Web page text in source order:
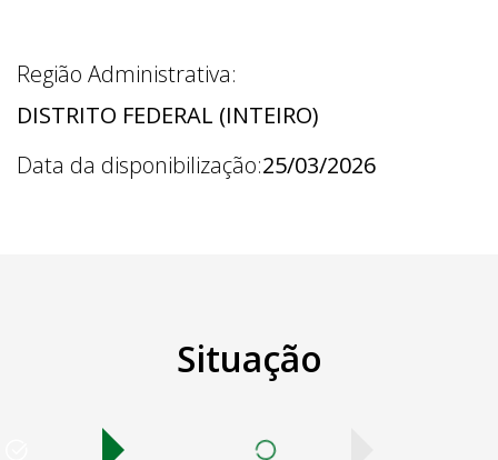
Região Administrativa:
DISTRITO FEDERAL (INTEIRO)
Data da disponibilização:25/03/2026
Situação